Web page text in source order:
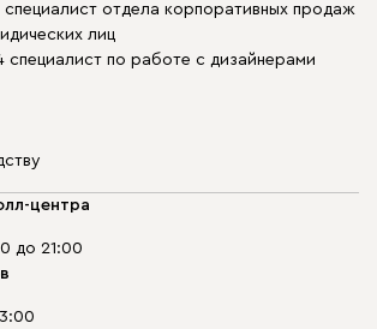
специалист отдела корпоративных продаж
лиц
специалист по работе с дизайнерами
центра
до 21:00